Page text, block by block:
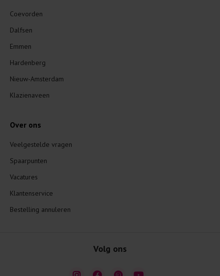
Coevorden
Dalfsen
Emmen
Hardenberg
Nieuw-Amsterdam
Klazienaveen
Over ons
Veelgestelde vragen
Spaarpunten
Vacatures
Klantenservice
Bestelling annuleren
Volg ons